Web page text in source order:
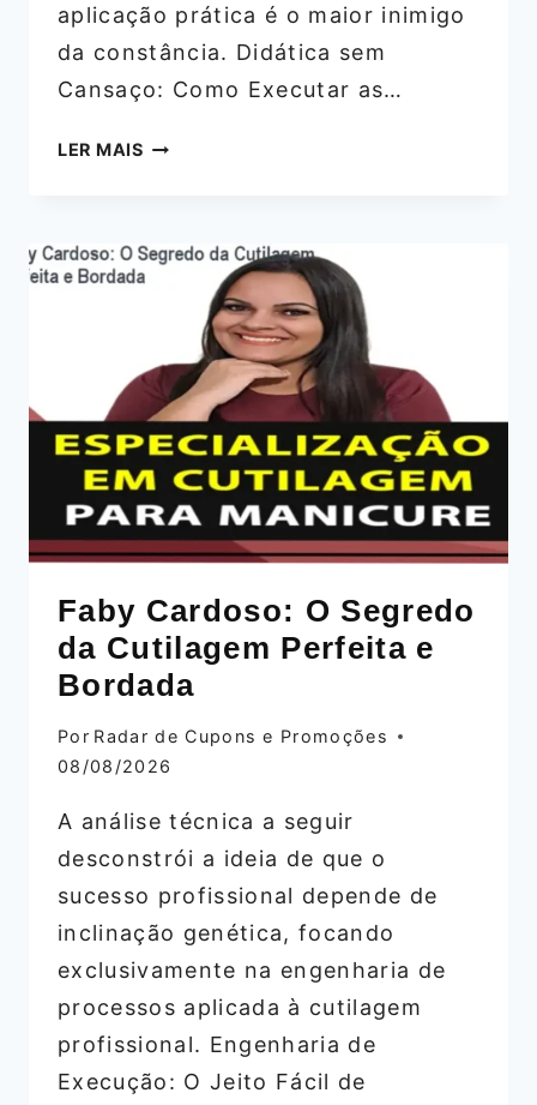
aplicação prática é o maior inimigo
da constância. Didática sem
Cansaço: Como Executar as…
LER MAISFABY
DE
PEDICURE
SEGREDOS
FUNCIONA?
Faby Cardoso: O Segredo
da Cutilagem Perfeita e
Bordada
Por Radar de Cupons e Promoções
08/08/2026
A análise técnica a seguir
desconstrói a ideia de que o
sucesso profissional depende de
inclinação genética, focando
exclusivamente na engenharia de
processos aplicada à cutilagem
profissional. Engenharia de
Execução: O Jeito Fácil de